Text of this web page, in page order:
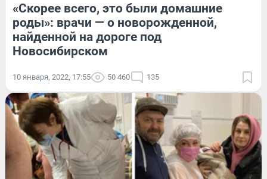
«Скорее всего, это были домашние
роды»: врачи — о новорожденной,
найденной на дороге под
Новосибирском
10 января, 2022, 17:55 50 460 135